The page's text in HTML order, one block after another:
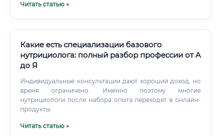
выше потенциал онлайн-заработка.
Читать статью →
Какие есть специализации базового
нутрициолога: полный разбор профессии от А
до Я
Индивидуальные консультации дают хороший доход, но
время ограничено. Именно поэтому многие
нутрициологи после набора опыта переходят в онлайн-
продукты.
Читать статью →